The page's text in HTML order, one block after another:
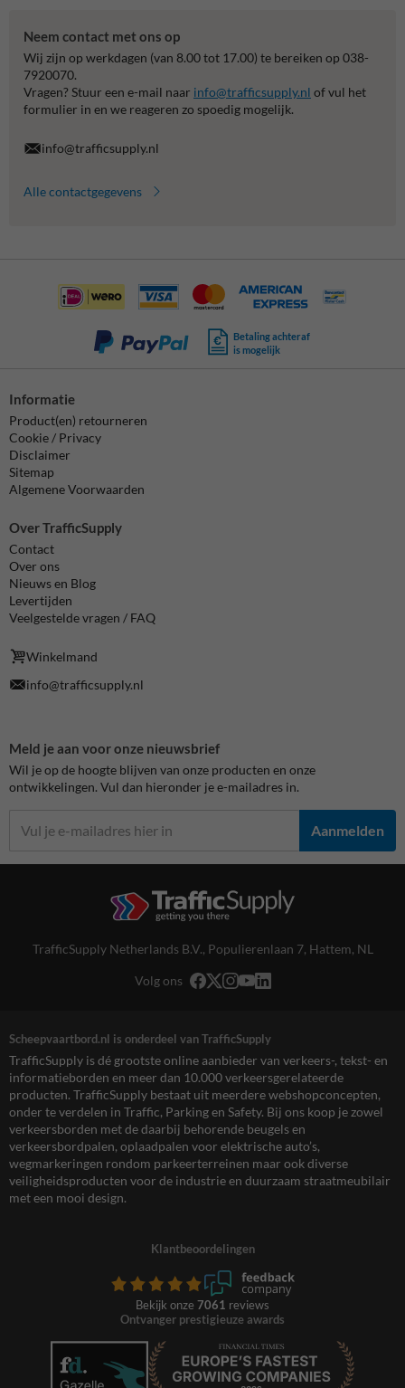
Neem contact met ons op
Wij zijn op werkdagen (van 8.00 tot 17.00) te bereiken op 038-
7920070.
Vragen? Stuur een e-mail naar info@trafficsupply.nl of vul het
formulier in en we reageren zo spoedig mogelijk.
info@trafficsupply.nl
Alle contactgegevens
Betaling achteraf
is mogelijk
Informatie
Product(en) retourneren
Cookie / Privacy
Disclaimer
Sitemap
Algemene Voorwaarden
Over TrafficSupply
Contact
Over ons
Nieuws en Blog
Levertijden
Veelgestelde vragen / FAQ
Winkelmand
info@trafficsupply.nl
Meld je aan voor onze nieuwsbrief
Wil je op de hoogte blijven van onze producten en onze
ontwikkelingen. Vul dan hieronder je e-mailadres in.
Aanmelden
TrafficSupply Netherlands B.V., Populierenlaan 7, Hattem, NL
Volg ons
Scheepvaartbord.nl is onderdeel van TrafficSupply
TrafficSupply is dé grootste online aanbieder van verkeers-, tekst- en
informatieborden en meer dan 10.000 verkeersgerelateerde
producten. TrafficSupply bestaat uit meerdere webshopconcepten,
onder te verdelen in Traffic, Parking en Safety. Bij ons koop je zowel
verkeersborden met de daarbij behorende beugels en
verkeersbordpalen, oplaadpalen voor elektrische auto’s,
wegmarkeringen rondom parkeerterreinen maar ook diverse
veiligheidsproducten voor de industrie en duurzaam straatmeubilair
met een mooi design.
Klantbeoordelingen
Bekijk onze 7061 reviews
Ontvanger prestigieuze awards